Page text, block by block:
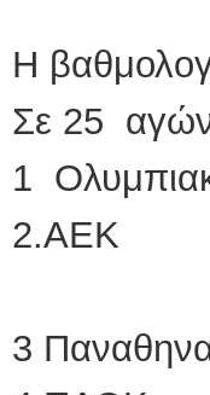
Η
Σε 25
1
3